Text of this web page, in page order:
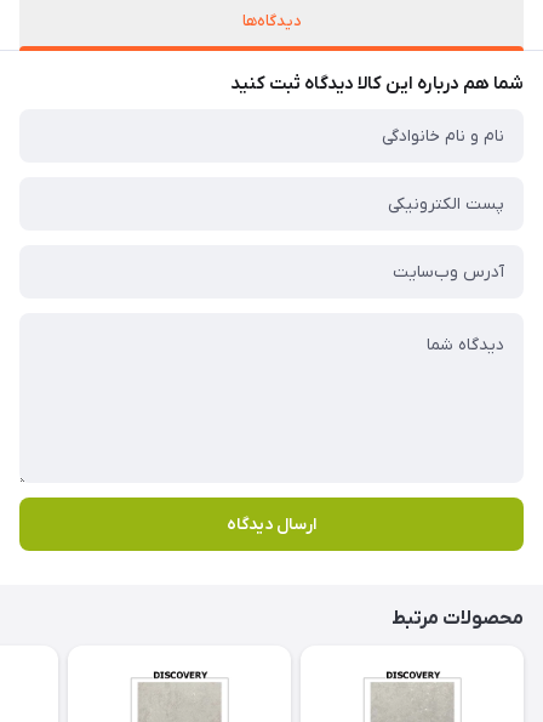
دیدگاه‌ها
شما هم درباره این کالا دیدگاه ثبت کنید
ارسال دیدگاه
محصولات مرتبط